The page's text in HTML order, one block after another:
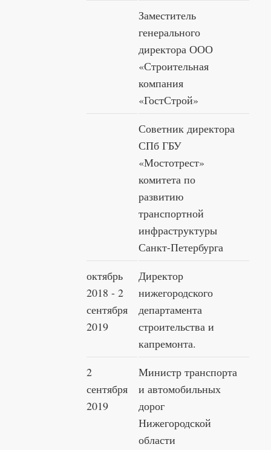
Заместитель
генерального
ди⁠ректора ООО
«Строительная
компания
«ГостСтрой»
Советник ди⁠ректора
СПб ГБУ
«Мостотрест»
комитета по
развитию
транспортной
инфраструктуры
Санкт-Петербурга
октябрь
2018 - 2
сентября
2019
Директор
нижегородского
департамента
строительства и
капремонта.
2
сентября
2019
Министр транспорта
и автомобильных
дорог
Нижегородской
области